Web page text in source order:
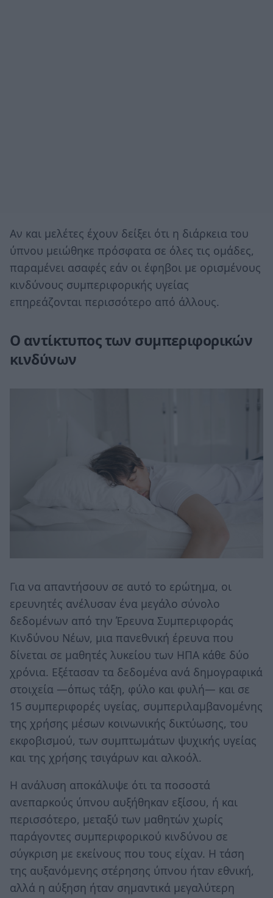
Αν και μελέτες έχουν δείξει ότι η διάρκεια του
ύπνου μειώθηκε πρόσφατα σε όλες τις ομάδες,
παραμένει ασαφές εάν οι έφηβοι με ορισμένους
κινδύνους συμπεριφορικής υγείας
επηρεάζονται περισσότερο από άλλους.
Ο αντίκτυπος των συμπεριφορικών
κινδύνων
Για να απαντήσουν σε αυτό το ερώτημα, οι
ερευνητές ανέλυσαν ένα μεγάλο σύνολο
δεδομένων από την Έρευνα Συμπεριφοράς
Κινδύνου Νέων, μια πανεθνική έρευνα που
δίνεται σε μαθητές λυκείου των ΗΠΑ κάθε δύο
χρόνια. Εξέτασαν τα δεδομένα ανά δημογραφικά
στοιχεία —όπως τάξη, φύλο και φυλή— και σε
15 συμπεριφορές υγείας, συμπεριλαμβανομένης
της χρήσης μέσων κοινωνικής δικτύωσης, του
εκφοβισμού, των συμπτωμάτων ψυχικής υγείας
και της χρήσης τσιγάρων και αλκοόλ.
Η ανάλυση αποκάλυψε ότι τα ποσοστά
ανεπαρκούς ύπνου αυξήθηκαν εξίσου, ή και
περισσότερο, μεταξύ των μαθητών χωρίς
παράγοντες συμπεριφορικού κινδύνου σε
σύγκριση με εκείνους που τους είχαν. Η τάση
της αυξανόμενης στέρησης ύπνου ήταν εθνική,
αλλά η αύξηση ήταν σημαντικά μεγαλύτερη